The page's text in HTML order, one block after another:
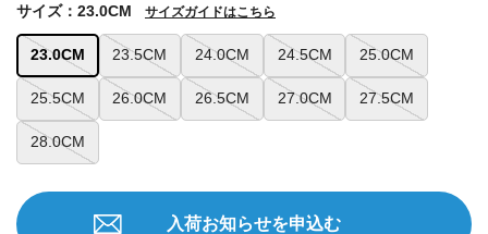
23.0CM 23.5CM 24.0CM 24.5CM 25.0CM
25.5CM 26.0CM 26.5CM 27.0CM 27.5CM
28.0CM
サイズ：23.0CM サイズガイドはこちら
入荷お知らせを申込む